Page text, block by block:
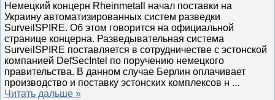
Немецкий концерн Rheinmetall начал поставки на
Украину автоматизированных систем разведки
SurveilSPIRE. Об этом говорится на официальной
странице концерна. Разведывательная система
SurveilSPIRE поставляется в сотрудничестве с эстонской
компанией DefSecIntel по поручению немецкого
правительства. В данном случае Берлин оплачивает
производство и поставку эстонских комплексов н ...
Читать дальше »